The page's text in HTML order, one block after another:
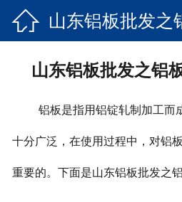
 山东铝板批发之
维护与保养
山东铝板批发之铝
铝板是指用铝锭轧制加工而
十分广泛，在使用过程中，对铝
重要的。下面是山东铝板批发之